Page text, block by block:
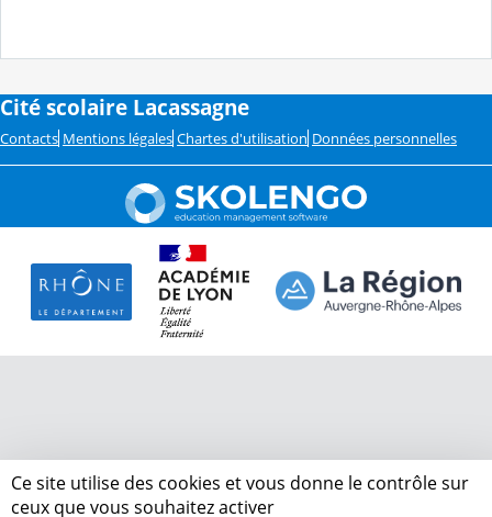
Cité scolaire Lacassagne
Contacts Mentions légales Chartes d'utilisation Données personnelles
Ce site utilise des cookies et vous donne le contrôle sur
ceux que vous souhaitez activer